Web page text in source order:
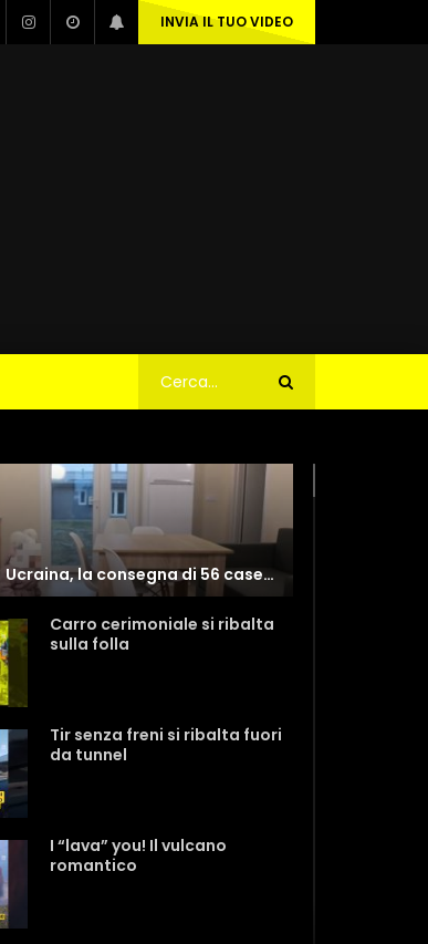
INVIA IL TUO VIDEO
Ucraina, la consegna di 56 case realizzate grazie alla Croce Rossa Italiana a Zhytomyr
Carro cerimoniale si ribalta
sulla folla
Tir senza freni si ribalta fuori
da tunnel
I “lava” you! Il vulcano
romantico